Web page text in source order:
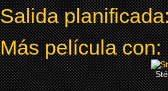
Salida
Más película con: